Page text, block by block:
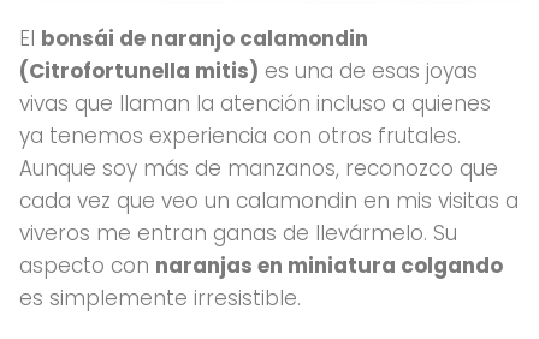
El bonsái de naranjo calamondin
(Citrofortunella mitis) es una de esas joyas
vivas que llaman la atención incluso a quienes
ya tenemos experiencia con otros frutales.
Aunque soy más de manzanos, reconozco que
cada vez que veo un calamondin en mis visitas a
viveros me entran ganas de llevármelo. Su
aspecto con naranjas en miniatura colgando
es simplemente irresistible.